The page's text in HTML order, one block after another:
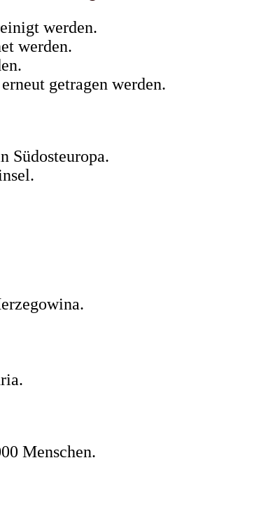
werden.
werden.
getragen werden.
Südosteuropa.
Menschen.